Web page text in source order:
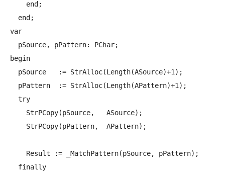
    end;
  end;
var
  pSource, pPattern: PChar;
begin
  pSource   := StrAlloc(Length(ASource)+1);
  pPattern  := StrAlloc(Length(APattern)+1);
  try
    StrPCopy(pSource,   ASource);
    StrPCopy(pPattern,  APattern);
    Result := _MatchPattern(pSource, pPattern);
  finally